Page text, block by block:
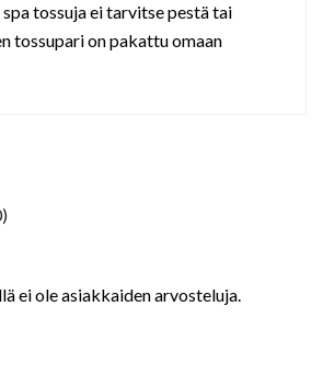
tossuja ei tarvitse pestä tai
tossupari on pakattu omaan
ei ole asiakkaiden arvosteluja.